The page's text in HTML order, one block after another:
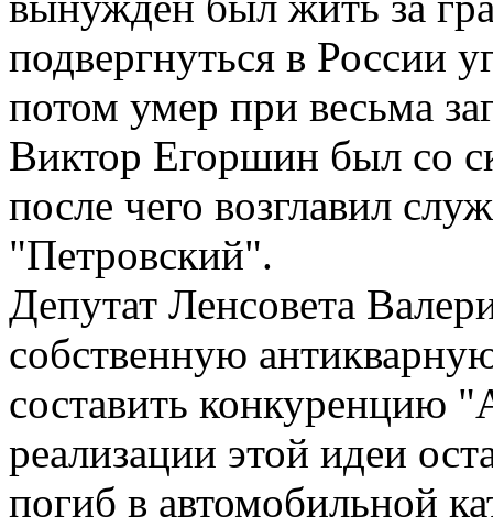
подвергнуться в России
потом умер при весьма
Виктор Егоршин был со
после чего возглавил
"Петровский".
Депутат Ленсовета
собственную
составить конкуренцию
реализации этой идеи
погиб в автомобильной